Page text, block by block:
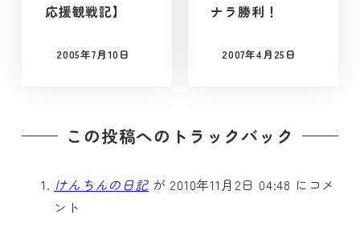
応援観戦記】
投稿日
2005年7月10日
ナラ勝利！
投稿日
2007年4月25日
この投稿へのトラックバック
けんちんの日記が 2010年11月2日 04:48 にコメ
ント